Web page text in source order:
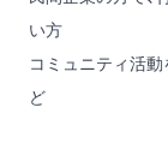
い方
コミュニティ活
ど